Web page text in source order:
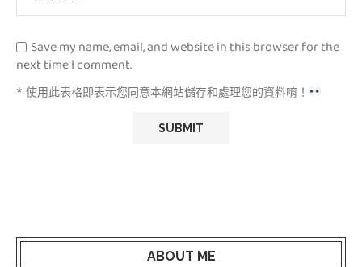
Save my name, email, and website in this browser for the
next time I comment.
* 使用此表格即表示您同意本網站儲存和處理您的資料唷！
ABOUT ME